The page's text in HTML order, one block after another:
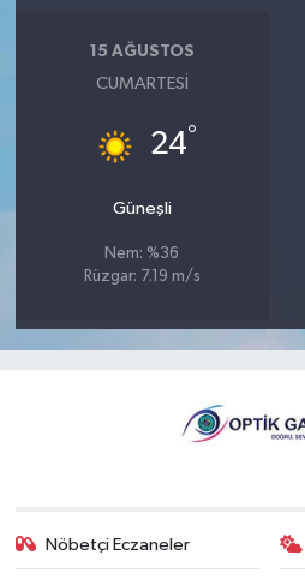
15 AĞUSTOS
CUMARTESI
24°
Güneşli
Nem: %36
Rüzgar: 7.19 m/s
Nöbetçi Eczaneler